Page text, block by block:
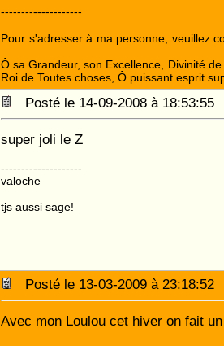
--------------------
Pour s'adresser à ma personne, veuillez
:
Ô sa Grandeur, son Excellence, Divinité
Roi de Toutes choses, Ô puissant esprit
Posté le 14-09-2008 à
super joli le Z
--------------------
valoche
tjs aussi sage!
Posté le 13-03-2009 à
Avec mon Loulou cet hiver on fait